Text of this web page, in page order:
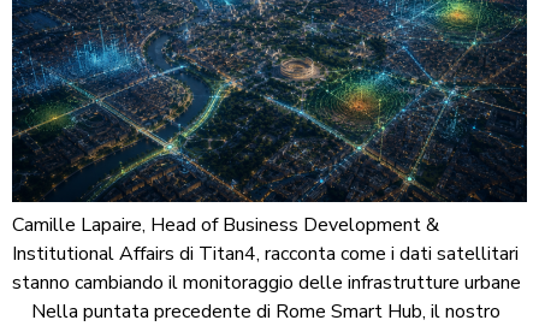
Camille Lapaire, Head of Business Development &
Institutional Affairs di Titan4, racconta come i dati satellitari
stanno cambiando il monitoraggio delle infrastrutture urbane
Nella puntata precedente di Rome Smart Hub, il nostro